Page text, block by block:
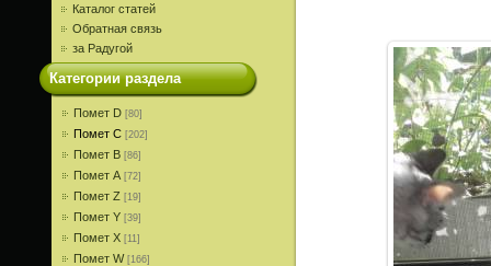
Каталог статей
Обратная связь
за Радугой
Категории раздела
Помет D [80]
Помет С [202]
Помет В [86]
Помет A [72]
Помет Z [19]
Помет Y [39]
Помет X [11]
Помет W [166]